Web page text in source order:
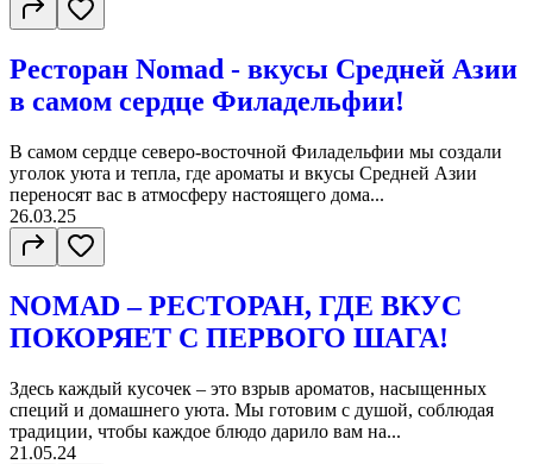
Ресторан Nomad - вкусы Средней Азии
в самом сердце Филадельфии!
В самом сердце северо-восточной Филадельфии мы создали
уголок уюта и тепла, где ароматы и вкусы Средней Азии
переносят вас в атмосферу настоящего дома...
26.03.25
NOMAD – РЕСТОРАН, ГДЕ ВКУС
ПОКОРЯЕТ С ПЕРВОГО ШАГА!
Здесь каждый кусочек – это взрыв ароматов, насыщенных
специй и домашнего уюта. Мы готовим с душой, соблюдая
традиции, чтобы каждое блюдо дарило вам на...
21.05.24